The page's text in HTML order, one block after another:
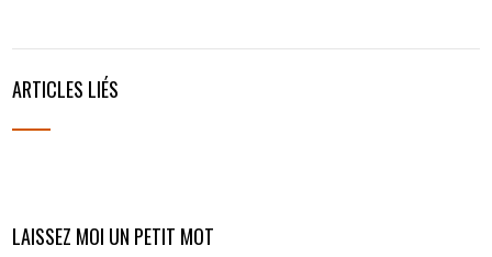
ARTICLES LIÉS
LAISSEZ MOI UN PETIT MOT